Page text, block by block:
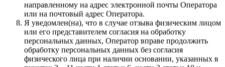
направленному на адрес электронной почты Оператора
или на почтовый адрес Оператора.
Я уведомлен(на), что в случае отзыва физическим лицом
или его представителем согласия на обработку
персональных данных, Оператор вправе продолжить
обработку персональных данных без согласия
физического лица при наличии основании, указанных в